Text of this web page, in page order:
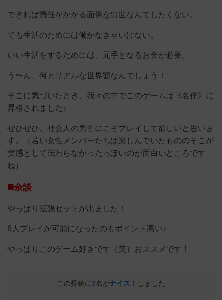
できれば責任がかかる面倒な出世なんてしたくない。
でも生活のためには働かなきゃいけない。
いい生活をするためには、元手となるお金が必要。
う〜ん、何とリアルな世界観なんでしょう！
そこに気づいたとき、我々の中でこのゲームは《名作》に
昇格されました♪
ぜひぜひ、社会人の男性にこそプレイして欲しいと思いま
す。（若い女性メンバーたちは楽しんでいたもののそこが
実感として伝わらなかったっぽいのが面白いところです
ね）
◼️余談
やっぱり拡張セットが出ました！
6人プレイが可能になったのもポイント高い♪
やっぱりこのゲーム好きです（笑）おススメです！
この投稿に7名がナイス！ しました